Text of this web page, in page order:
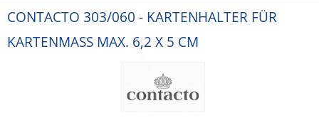
CONTACTO 303/060 - KARTENHALTER FÜR
KARTENMASS MAX. 6,2 X 5 CM